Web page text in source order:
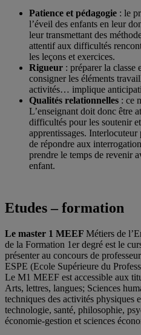
Patience et pédagogie : le
l’éveil des enfants en leur
leur transmettant des
attentif aux difficultés
les leçons et exercices.
Rigueur : préparer la classe
consigner les éléments
activités… implique
Qualités relationnelles : ce
L’enseignant doit donc être
difficultés pour les soutenir
apprentissages.
de répondre aux
prendre le temps de revenir
enfant.
Etudes – formation
Le master 1 MEEF Métiers de
de la Formation 1er degré est le
présenter au concours de
ESPE (Ecole Supérieure du
Le M1 MEEF est accessible aux
Arts, lettres, langues; Sciences
techniques des activités physiques
technologie, santé, philosophie,
économie-gestion et sciences